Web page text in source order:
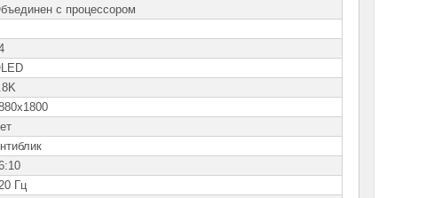
с процессором
Гц